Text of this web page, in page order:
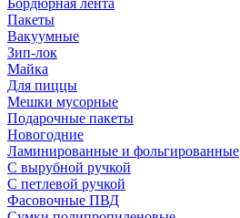
Бордюрная лента
Пакеты
Вакуумные
Зип-лок
Майка
Для пиццы
Мешки мусорные
Подарочные пакеты
Новогодние
Ламинированные и фольгированные
С вырубной ручкой
С петлевой ручкой
Фасовочные ПВД